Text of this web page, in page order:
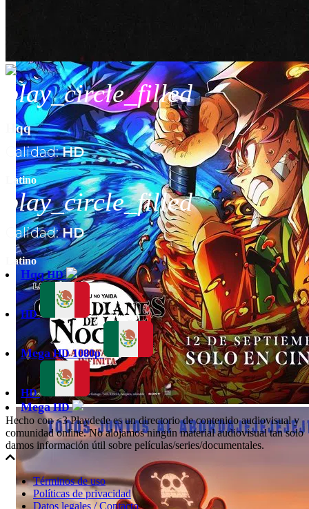
play_circle_filled
Hqq
Calidad:HD
Latino
play_circle_filled
Calidad:HD
Latino
Hqq HD
HD
Mega HD 1080p
HD
Mega HD
Hecho con <3 Playdede es un directorio de contenido audiovisual y
comunidad online. No alojamos ningún material audiovisual tan solo
damos información útil sobre películas/series/documentales.
Términos de uso
Políticas de privacidad
Datos legales / Contacto